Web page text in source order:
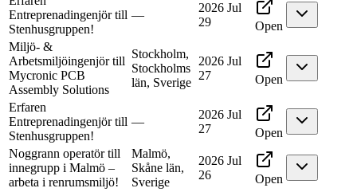
Entreprenadingenjör till
Stenhusgruppen!
—
2026 Jul
29
Open
Miljö- &
Arbetsmiljöingenjör till
Mycronic PCB
Assembly Solutions
Stockholm,
Stockholms
län, Sverige
2026 Jul
27
Open
Erfaren
Entreprenadingenjör till
Stenhusgruppen!
—
2026 Jul
27
Open
Noggrann operatör till
innegrupp i Malmö –
arbeta i renrumsmiljö!
Malmö,
Skåne län,
Sverige
2026 Jul
26
Open